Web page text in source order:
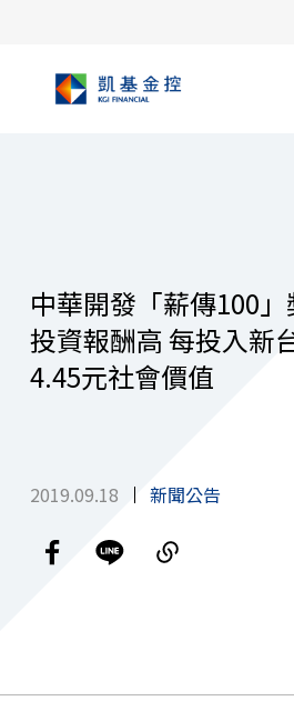
中華開發「薪傳100
投資報酬高 每投入新
4.45元社會價值
2019.09.18 新聞公告